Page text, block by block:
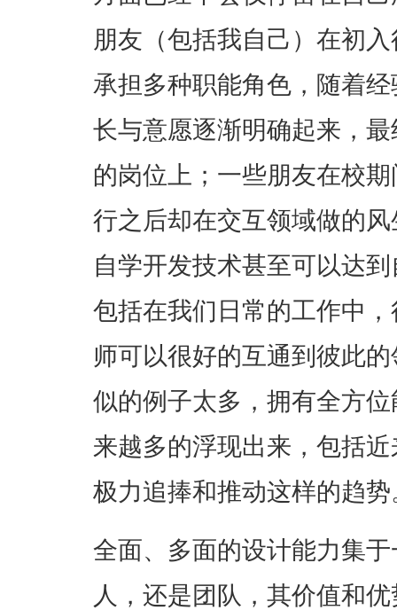
朋友（包括我自己）在初
承担多种职能角色，随着
长与意愿逐渐明确起来，
的岗位上；一些朋友在校
行之后却在交互领域做的
自学开发技术甚至可以达
包括在我们日常的工作中
师可以很好的互通到彼此
似的例子太多，拥有全方
来越多的浮现出来，包括
极力追捧和推动这样的趋势
全面、多面的设计能力集
人，还是团队，其价值和